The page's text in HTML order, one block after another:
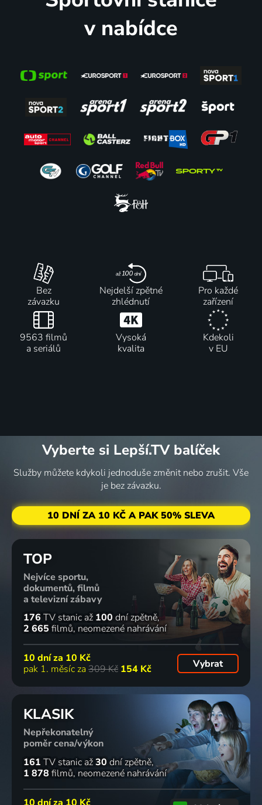
v nabídce
Bez
závazku
Nejdelší zpětné
zhlédnutí
Pro každé
zařízení
9563 filmů
a seriálů
Vysoká
kvalita
Kdekoli
v EU
Vyberte si Lepší.TV balíček
Služby můžete kdykoli jednoduše změnit nebo zrušit. Vše
je bez závazku.
10 DNÍ ZA 10 KČ A PAK 50% SLEVA
TOP
Nejvíce sportu,
dokumentů, filmů
a televizní zábavy
176 TV stanic až 100 dní zpětně
2 665 filmů neomezené nahrávání
10 dní za 10 Kč
pak 1. měsíc za 309 Kč 154 Kč Vybrat
KLASIK
Nepřekonatelný
poměr cena/výkon
161 TV stanic až30 dní zpětně
1 878 filmů neomezené nahrávání
10 dní za 10 Kč